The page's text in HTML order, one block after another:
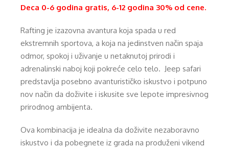
Deca 0-6 godina gratis, 6-12 godina 30% od cene.
Rafting je izazovna avantura koja spada u red
ekstremnih sportova, a koja na jedinstven način spaja
odmor, spokoj i uživanje u netaknutoj prirodi i
adrenalinski naboj koji pokreće celo telo. Jeep safari
predstavlja posebno avanturističko iskustvo i potpuno
nov način da doživite i iskusite sve lepote impresivnog
prirodnog ambijenta.
Ova kombinacija je idealna da doživite nezaboravno
iskustvo i da pobegnete iz grada na produženi vikend